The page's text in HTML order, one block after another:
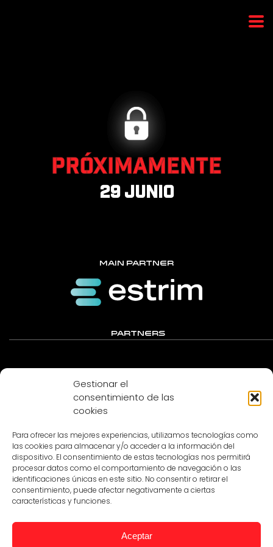
Gestionar el
consentimiento de las
cookies
Para ofrecer las mejores experiencias, utilizamos tecnologías como
las cookies para almacenar y/o acceder a la información del
dispositivo. El consentimiento de estas tecnologías nos permitirá
procesar datos como el comportamiento de navegación o las
identificaciones únicas en este sitio. No consentir o retirar el
consentimiento, puede afectar negativamente a ciertas
características y funciones.
Aceptar
PRÓXIMAMENTE
29 junio
MAIN PARTNER
PARTNERS
MEDIA PARTNER